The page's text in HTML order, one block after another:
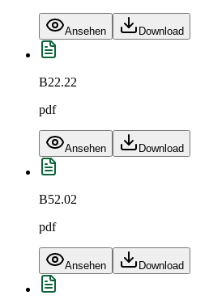
Ansehen Download
B22.22
pdf
Ansehen Download
B52.02
pdf
Ansehen Download